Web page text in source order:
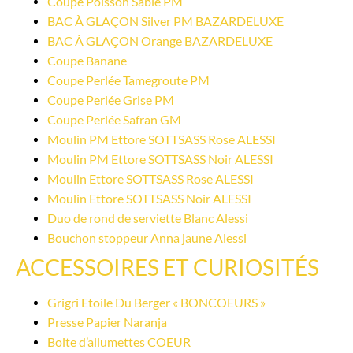
BAC À GLAÇON Silver PM BAZARDELUXE
BAC À GLAÇON Orange BAZARDELUXE
Coupe Banane
Coupe Perlée Tamegroute PM
Coupe Perlée Grise PM
Coupe Perlée Safran GM
Moulin PM Ettore SOTTSASS Rose ALESSI
Moulin PM Ettore SOTTSASS Noir ALESSI
Moulin Ettore SOTTSASS Rose ALESSI
Moulin Ettore SOTTSASS Noir ALESSI
Duo de rond de serviette Blanc Alessi
Bouchon stoppeur Anna jaune Alessi
ACCESSOIRES ET CURIOSITÉS
Grigri Etoile Du Berger « BONCOEURS »
Presse Papier Naranja
Boite d’allumettes COEUR